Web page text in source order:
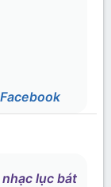
lục bát